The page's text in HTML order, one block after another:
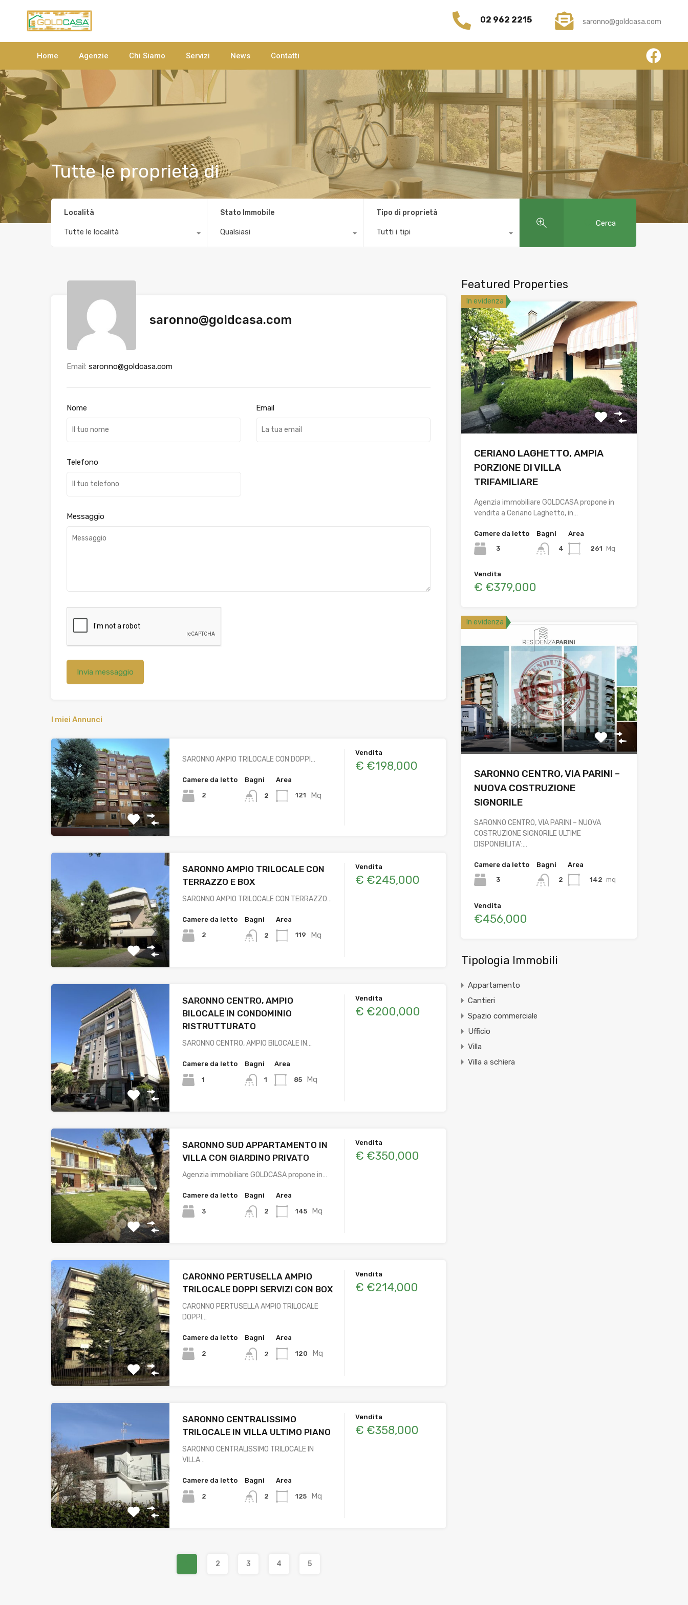
Chi Siamo Servizi News Contatti Submit
02 962 2215 saronno@goldcasa.com
Home Agenzie Chi Siamo Servizi News Contatti
Tutte le proprietà di
Località
Tutte le località
Stato Immobile
Qualsiasi
Tipo di proprietà
Tutti i tipi
Cerca
saronno@goldcasa.com
Email: saronno@goldcasa.com
Nome Email
Telefono
Messaggio
I miei Annunci
SARONNO AMPIO TRILOCALE CON DOPPI…
Camere da letto
2
Bagni
2
Area
121 Mq
Vendita
€ €198,000
SARONNO AMPIO TRILOCALE CON
TERRAZZO E BOX
SARONNO AMPIO TRILOCALE CON TERRAZZO…
Camere da letto
2
Bagni
2
Area
119 Mq
Vendita
€ €245,000
SARONNO CENTRO, AMPIO
BILOCALE IN CONDOMINIO
RISTRUTTURATO
SARONNO CENTRO, AMPIO BILOCALE IN…
Camere da letto
1
Bagni
1
Area
85 Mq
Vendita
€ €200,000
SARONNO SUD APPARTAMENTO IN
VILLA CON GIARDINO PRIVATO
Agenzia immobiliare GOLDCASA propone in…
Camere da letto
3
Bagni
2
Area
145 Mq
Vendita
€ €350,000
CARONNO PERTUSELLA AMPIO
TRILOCALE DOPPI SERVIZI CON BOX
CARONNO PERTUSELLA AMPIO TRILOCALE
DOPPI…
Camere da letto
2
Bagni
2
Area
120 Mq
Vendita
€ €214,000
SARONNO CENTRALISSIMO
TRILOCALE IN VILLA ULTIMO PIANO
SARONNO CENTRALISSIMO TRILOCALE IN
VILLA…
Camere da letto
2
Bagni
2
Area
125 Mq
Vendita
€ €358,000
2 3 4 5
Featured Properties
In evidenza
CERIANO LAGHETTO, AMPIA
PORZIONE DI VILLA
TRIFAMILIARE
Agenzia immobiliare GOLDCASA propone in
vendita a Ceriano Laghetto, in…
Camere da letto
3
Bagni
4
Area
261 Mq
Vendita
€ €379,000
In evidenza
SARONNO CENTRO, VIA PARINI –
NUOVA COSTRUZIONE
SIGNORILE
SARONNO CENTRO, VIA PARINI – NUOVA
COSTRUZIONE SIGNORILE ULTIME
DISPONIBILITA’:…
Camere da letto
3
Bagni
2
Area
142 mq
Vendita
€456,000
Tipologia Immobili
Appartamento
Cantieri
Spazio commerciale
Ufficio
Villa
Villa a schiera